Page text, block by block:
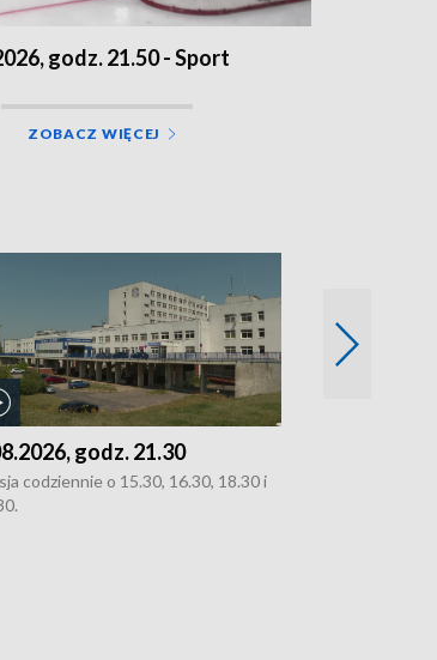
godz. 21.50 - Sport
ZOBACZ WIĘCEJ
godz. 21.30
codziennie o 15.30, 16.30, 18.30 i